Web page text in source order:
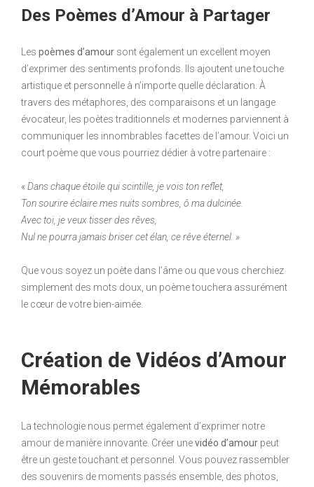
Des Poèmes d’Amour à Partager
Les poèmes d’amour sont également un excellent moyen
d’exprimer des sentiments profonds. Ils ajoutent une touche
artistique et personnelle à n’importe quelle déclaration. À
travers des métaphores, des comparaisons et un langage
évocateur, les poètes traditionnels et modernes parviennent à
communiquer les innombrables facettes de l’amour. Voici un
court poème que vous pourriez dédier à votre partenaire :
« Dans chaque étoile qui scintille, je vois ton reflet,
Ton sourire éclaire mes nuits sombres, ô ma dulcinée.
Avec toi, je veux tisser des rêves,
Nul ne pourra jamais briser cet élan, ce rêve éternel. »
Que vous soyez un poète dans l’âme ou que vous cherchiez
simplement des mots doux, un poème touchera assurément
le cœur de votre bien-aimée.
Création de Vidéos d’Amour
Mémorables
La technologie nous permet également d’exprimer notre
amour de manière innovante. Créer unevidéo d’amour peut
être un geste touchant et personnel. Vous pouvez rassembler
des souvenirs de moments passés ensemble, des photos,